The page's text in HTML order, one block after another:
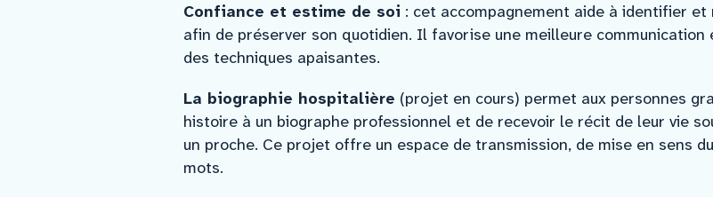
Confiance et estime de soi : cet accompagnement aide à identifier
afin de préserver son quotidien. Il favorise une meilleure communication
des techniques apaisantes.
La biographie hospitalière (projet en cours) permet aux personnes
histoire à un biographe professionnel et de recevoir le récit de leur vie
un proche. Ce projet offre un espace de transmission, de mise en sens
mots.